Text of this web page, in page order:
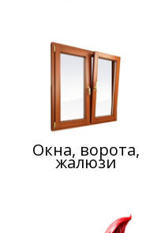
Окна, ворота,
жалюзи